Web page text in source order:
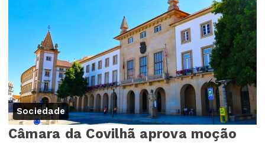
Sociedade
Câmara da Covilhã aprova moção